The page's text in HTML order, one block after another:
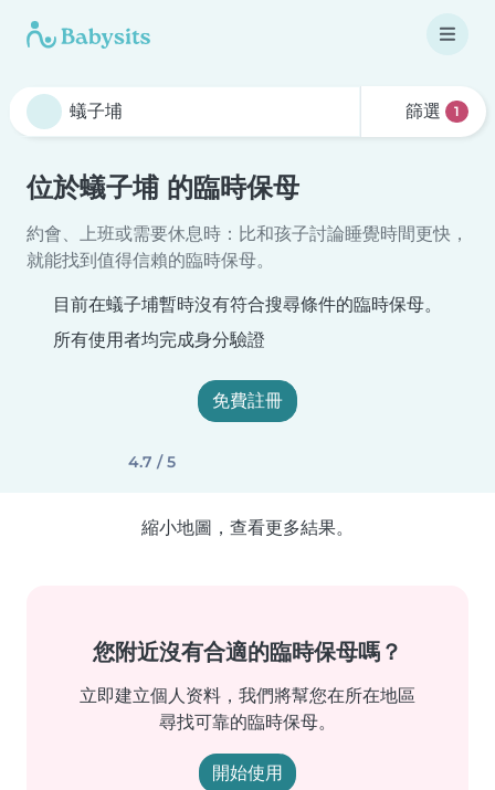
篩選 1
位於蟻子埔 的臨時保母
約會、上班或需要休息時：比和孩子討論睡覺時間更快，
就能找到值得信賴的臨時保母。
目前在蟻子埔暫時沒有符合搜尋條件的臨時保母。
所有使用者均完成身分驗證
免費註冊
4.7 / 5
縮小地圖，查看更多結果。
您附近沒有合適的臨時保母嗎？
立即建立個人资料，我們將幫您在所在地區
尋找可靠的臨時保母。
開始使用